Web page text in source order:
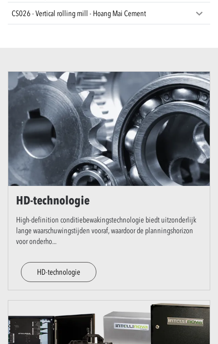
CS026 - Vertical rolling mill - Hoang Mai Cement
HD-technologie
High-definition conditiebewakingstechnologie biedt uitzonderlijk
lange waarschuwingstijden vooraf, waardoor de planningshorizon
voor onderho...
HD-technologie